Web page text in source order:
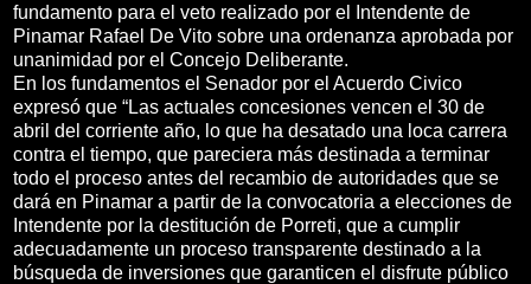
fundamento para el veto realizado por el Intendente de
Pinamar Rafael De Vito sobre una ordenanza aprobada por
unanimidad por el Concejo Deliberante.
En los fundamentos el Senador por el Acuerdo Civico
expresó que “Las actuales concesiones vencen el 30 de
abril del corriente año, lo que ha desatado una loca carrera
contra el tiempo, que pareciera más destinada a terminar
todo el proceso antes del recambio de autoridades que se
dará en Pinamar a partir de la convocatoria a elecciones de
Intendente por la destitución de Porreti, que a cumplir
adecuadamente un proceso transparente destinado a la
búsqueda de inversiones que garanticen el disfrute público